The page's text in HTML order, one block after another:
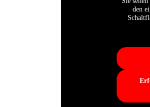
den
sich die Wartezeit
kostenfreies WLAN für Ihre
Verkürzung der gefühlten
Weiterempfehlung unter